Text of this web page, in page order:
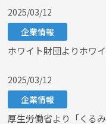
2025/03/12
企業情報
ホワイト財団よりホワ
2025/03/12
企業情報
厚生労働省より「くる